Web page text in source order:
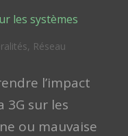
les systèmes
, Réseau
l’impact
3G sur les
ou mauvaise